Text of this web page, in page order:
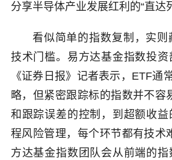
分享半导体产业发展红利的“直达
看似简单的指数复制，实则
技术门槛。易方达基金指数投
《证券日报》记者表示，ETF通
略，但紧密跟踪标的指数并不容
和跟踪误差的控制，到超额收
程风险管理，每个环节都有技术
方达基金指数团队会从前端的指